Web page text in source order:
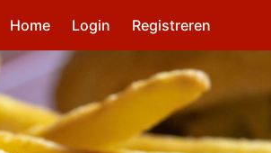
Home Login Registreren